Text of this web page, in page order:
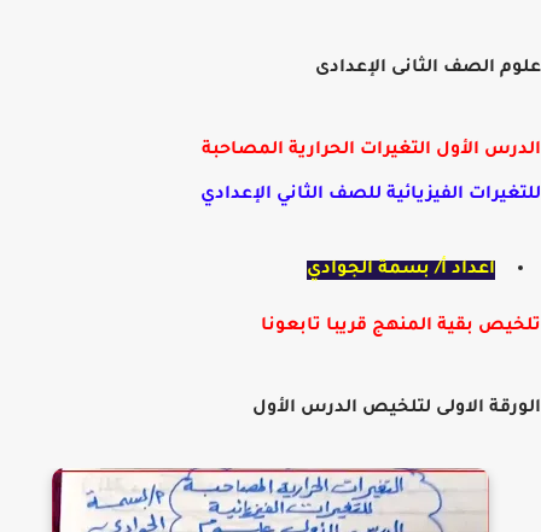
الصف الثانى الإعدادى
الأول التغيرات الحرارية المصاحبة
الفيزيائية للصف الثاني الإعدادي
اعداد أ/ بسمة الجوادي
بقية المنهج قريبا تابعونا
الاولى لتلخيص الدرس الأول